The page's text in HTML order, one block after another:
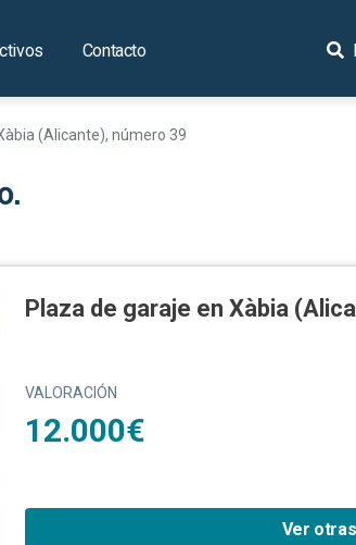
Contacto
(Alicante), número 39
Plaza de garaje en Xàbia
VALORACIÓN
12.000€
Ver